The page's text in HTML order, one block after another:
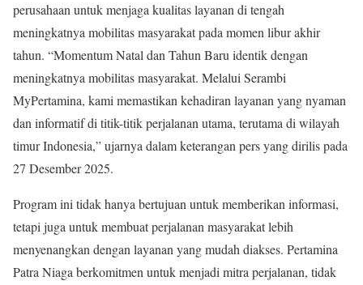
perusahaan untuk menjaga kualitas layanan di tengah
meningkatnya mobilitas masyarakat pada momen libur akhir
tahun. “Momentum Natal dan Tahun Baru identik dengan
meningkatnya mobilitas masyarakat. Melalui Serambi
MyPertamina, kami memastikan kehadiran layanan yang nyaman
dan informatif di titik-titik perjalanan utama, terutama di wilayah
timur Indonesia,” ujarnya dalam keterangan pers yang dirilis pada
27 Desember 2025.
Program ini tidak hanya bertujuan untuk memberikan informasi,
tetapi juga untuk membuat perjalanan masyarakat lebih
menyenangkan dengan layanan yang mudah diakses. Pertamina
Patra Niaga berkomitmen untuk menjadi mitra perjalanan, tidak